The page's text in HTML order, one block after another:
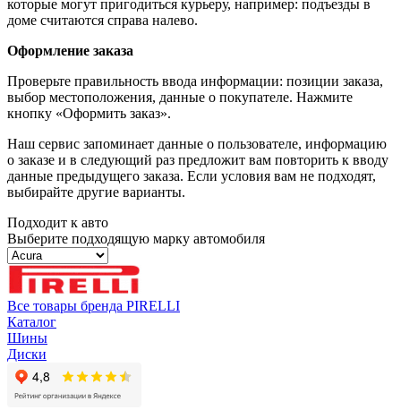
которые могут пригодиться курьеру, например: подъезды в
доме считаются справа налево.
Оформление заказа
Проверьте правильность ввода информации: позиции заказа,
выбор местоположения, данные о покупателе. Нажмите
кнопку «Оформить заказ».
Наш сервис запоминает данные о пользователе, информацию
о заказе и в следующий раз предложит вам повторить к вводу
данные предыдущего заказа. Если условия вам не подходят,
выбирайте другие варианты.
Подходит к авто
Выберите подходящую марку автомобиля
Все товары бренда PIRELLI
Каталог
Шины
Диски